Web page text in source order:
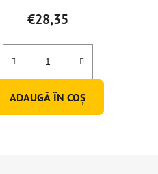
€28,35
ADAUGĂ ÎN COŞ